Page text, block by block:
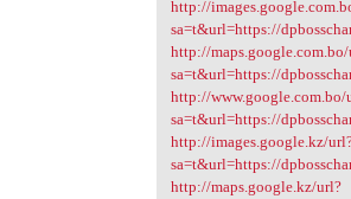
http://
sa=t&url=https://
http://
sa=t&url=https://
http://www.google.com.bo/
sa=t&url=https://
http://images.google.kz/
sa=t&url=https://
http://maps.google.kz/url?